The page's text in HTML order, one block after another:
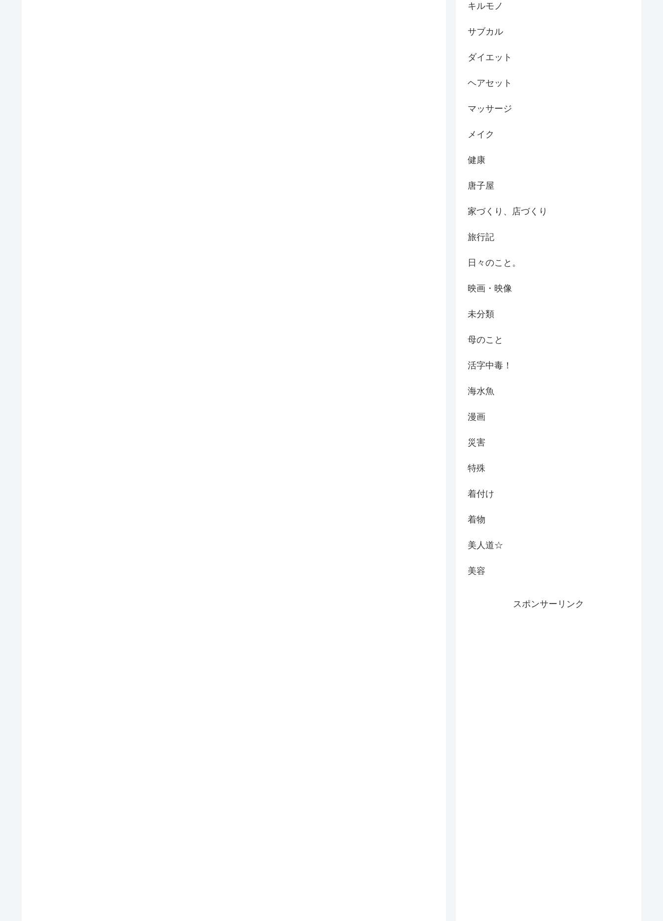
キルモノ
サブカル
ダイエット
ヘアセット
マッサージ
メイク
健康
唐子屋
家づくり、店づくり
旅行記
日々のこと。
映画・映像
未分類
母のこと
活字中毒！
海水魚
漫画
災害
特殊
着付け
着物
美人道☆
美容
スポンサーリンク